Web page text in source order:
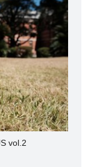
vol.2